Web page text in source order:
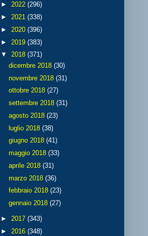
► 2022 (296)
► 2021 (338)
► 2020 (396)
► 2019 (383)
▼ 2018 (371)
dicembre 2018 (30)
novembre 2018 (31)
ottobre 2018 (27)
settembre 2018 (31)
agosto 2018 (23)
luglio 2018 (38)
giugno 2018 (41)
maggio 2018 (33)
aprile 2018 (31)
marzo 2018 (36)
febbraio 2018 (23)
gennaio 2018 (27)
► 2017 (343)
► 2016 (348)